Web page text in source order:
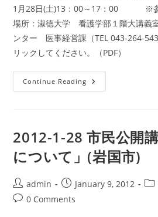
1月28日(土)13：00～17：00 ※参
場所：淑徳大学 看護学部１階大講義
ンター 医事経営課（TEL 043-264-
リックしてください。（PDF）
Continue Reading 2012-
1-
療
の
公
開
シ
ジ
2012-1-28 市民公開
について」(岩国市)
Post
author:
admin
Post
published:
January 9, 2012
Post0 Comments